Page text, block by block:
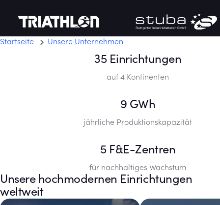
stuba Stuttgarter
Startseite Unsere Unternehmen
35 Einrichtungen
auf 4 Kontinenten
9 GWh
jährliche Produktionskapazität
5 F&E-Zentren
für nachhaltiges Wachstum
Unsere hochmodernen Einrichtungen
weltweit